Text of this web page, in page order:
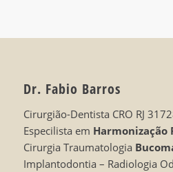
Dr. Fabio Barros
Cirurgião-Dentista CRO RJ
Especilista em Harmonização
Cirurgia Traumatologia
Implantodontia – Radiologia